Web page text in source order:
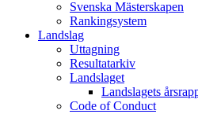
Svenska Mästerskapen
Rankingsystem
Landslag
Uttagning
Resultatarkiv
Landslaget
Landslagets
Code of Conduct